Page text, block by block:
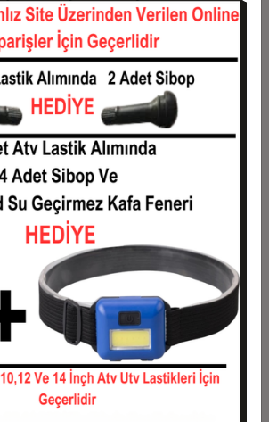
0,59 TL
1,18 TL
0,42 TL
1,26 TL
0,32 TL
1,29 TL
0,26 TL
1,31 TL
0,22 TL
1,33 TL
0,19 TL
0,17 TL
1,38 TL
0,16 TL
0,14 TL
1,43 TL
0,13 TL
0,12 TL 1,46 TL
Taksit Tutarı